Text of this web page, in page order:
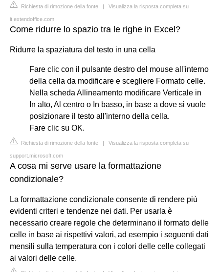
Richiesta di rimozione della fonte | Visualizza la risposta completa su
it.extendoffice.com
Come ridurre lo spazio tra le righe in Excel?
Ridurre la spaziatura del testo in una cella
Fare clic con il pulsante destro del mouse all'interno
della cella da modificare e scegliere Formato celle.
Nella scheda Allineamento modificare Verticale in
In alto, Al centro o In basso, in base a dove si vuole
posizionare il testo all'interno della cella.
Fare clic su OK.
Richiesta di rimozione della fonte | Visualizza la risposta completa su
support.microsoft.com
A cosa mi serve usare la formattazione
condizionale?
La formattazione condizionale consente di rendere più
evidenti criteri e tendenze nei dati. Per usarla è
necessario creare regole che determinano il formato delle
celle in base ai rispettivi valori, ad esempio i seguenti dati
mensili sulla temperatura con i colori delle celle collegati
ai valori delle celle.